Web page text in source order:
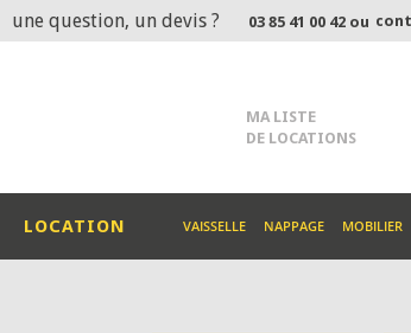
une question, un devis ? 03 85 41 00 42 ou
MA LISTE
DE LOCATIONS
LOCATION VAISSELLE NAPPAGE MOBILIER